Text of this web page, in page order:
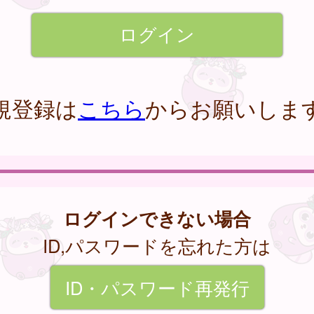
登録はこちらからお願いしま
ログインできない場合
ID,パスワードを忘れた方は
ID・パスワード再発行